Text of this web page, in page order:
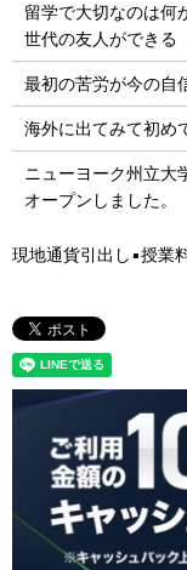
留学で大切なのは何
世代の友人ができる
最初の苦労が今の自
海外に出てみて初め
ニューヨーク州立大
オープンしました。